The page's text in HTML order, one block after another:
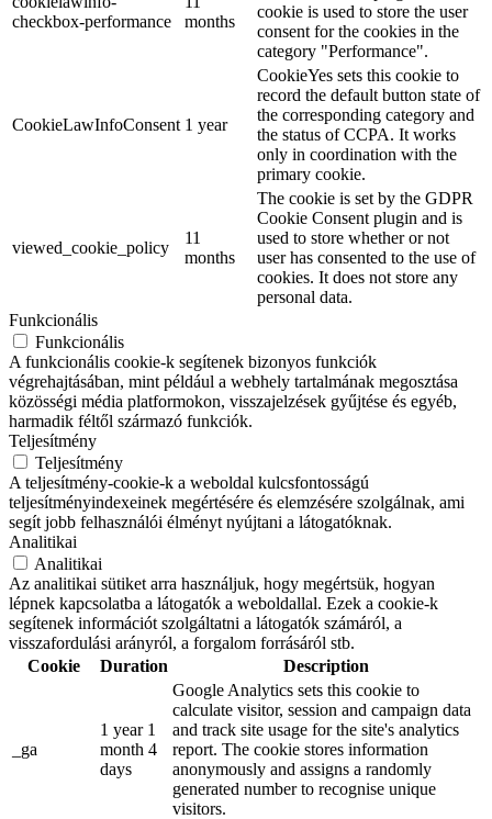
checkbox-performance
months
cookie is used to store the user
consent for the cookies in the
category "Performance".
CookieLawInfoConsent 1 year
CookieYes sets this cookie to
record the default button state of
the corresponding category and
the status of CCPA. It works
only in coordination with the
primary cookie.
viewed_cookie_policy
11
months
The cookie is set by the GDPR
Cookie Consent plugin and is
used to store whether or not
user has consented to the use of
cookies. It does not store any
personal data.
Funkcionális
Funkcionális
A funkcionális cookie-k segítenek bizonyos funkciók
végrehajtásában, mint például a webhely tartalmának megosztása
közösségi média platformokon, visszajelzések gyűjtése és egyéb,
harmadik féltől származó funkciók.
Teljesítmény
Teljesítmény
A teljesítmény-cookie-k a weboldal kulcsfontosságú
teljesítményindexeinek megértésére és elemzésére szolgálnak, ami
segít jobb felhasználói élményt nyújtani a látogatóknak.
Analitikai
Analitikai
Az analitikai sütiket arra használjuk, hogy megértsük, hogyan
lépnek kapcsolatba a látogatók a weboldallal. Ezek a cookie-k
segítenek információt szolgáltatni a látogatók számáról, a
visszafordulási arányról, a forgalom forrásáról stb.
Cookie
Duration Description
_ga
1 year 1
month 4
days
Google Analytics sets this cookie to
calculate visitor, session and campaign data
and track site usage for the site's analytics
report. The cookie stores information
anonymously and assigns a randomly
generated number to recognise unique
visitors.